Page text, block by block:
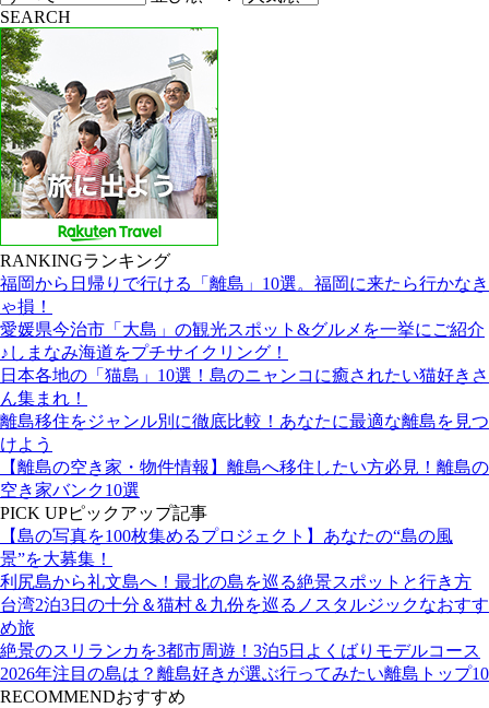
SEARCH
RANKINGランキング
福岡から日帰りで行ける「離島」10選。福岡に来たら行かなき
ゃ損！
愛媛県今治市「大島」の観光スポット&グルメを一挙にご紹介
♪しまなみ海道をプチサイクリング！
日本各地の「猫島」10選！島のニャンコに癒されたい猫好きさ
ん集まれ！
離島移住をジャンル別に徹底比較！あなたに最適な離島を見つ
けよう
【離島の空き家・物件情報】離島へ移住したい方必見！離島の
空き家バンク10選
PICK UPピックアップ記事
【島の写真を100枚集めるプロジェクト】あなたの“島の風
景”を大募集！
利尻島から礼文島へ！最北の島を巡る絶景スポットと行き方
台湾2泊3日の十分＆猫村＆九份を巡るノスタルジックなおすす
め旅
絶景のスリランカを3都市周遊！3泊5日よくばりモデルコース
2026年注目の島は？離島好きが選ぶ行ってみたい離島トップ10
RECOMMENDおすすめ